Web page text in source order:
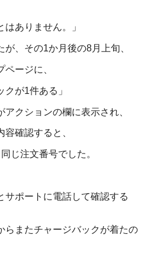
ありません。」
、その1か月後の8月上旬、
ージに、
クが1件ある」
クションの欄に表示され、
確認すると、
じ注文番号でした。
サポートに電話して確認する
らまたチャージバックが着たの